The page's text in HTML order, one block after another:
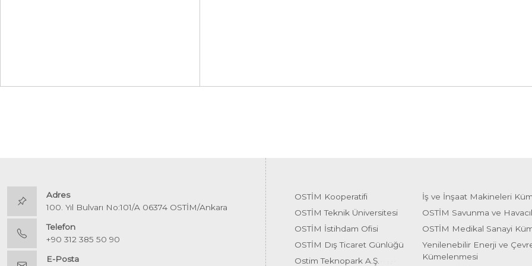
Adres
100. Yıl Bulvarı No:101/A 06374 OSTİM/Ankara
Telefon
+90 312 385 50 90
E-Posta
OSTİM Kooperatifi
OSTİM Teknik Üniversitesi
OSTİM İstihdam Ofisi
OSTİM Dış Ticaret Günlüğü
Ostim Teknopark A.Ş.
İş ve İnşaat Makineleri
OSTİM Savunma ve
OSTİM Medikal Sanayi
Yenilenebilir Enerji ve
Kümelenmesi